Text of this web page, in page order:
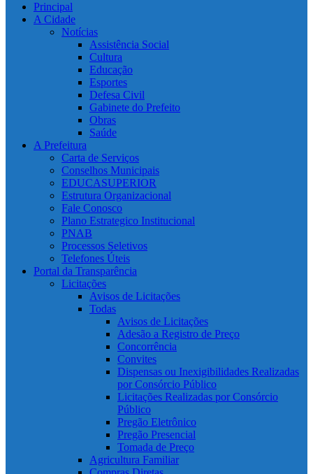
Principal
A Cidade
Notícias
Assistência Social
Cultura
Educação
Esportes
Defesa Civil
Gabinete do Prefeito
Obras
Saúde
A Prefeitura
Carta de Serviços
Conselhos Municipais
EDUCASUPERIOR
Estrutura Organizacional
Fale Conosco
Plano Estrategico Institucional
PNAB
Processos Seletivos
Telefones Úteis
Portal da Transparência
Licitações
Avisos de Licitações
Todas
Avisos de Licitações
Adesão a Registro de Preço
Concorrência
Convites
Dispensas ou Inexigibilidades Realizadas
por Consórcio Público
Licitações Realizadas por Consórcio
Público
Pregão Eletrônico
Pregão Presencial
Tomada de Preço
Agricultura Familiar